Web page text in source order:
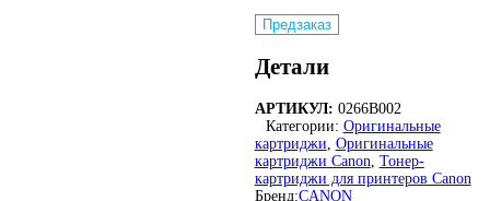
Предзаказ
Детали
АРТИКУЛ: 0266B002
Категории: Оригинальные
картриджи Оригинальные
картриджи Canon Тонер-
картриджи для принтеров Canon
Бренд:CANON